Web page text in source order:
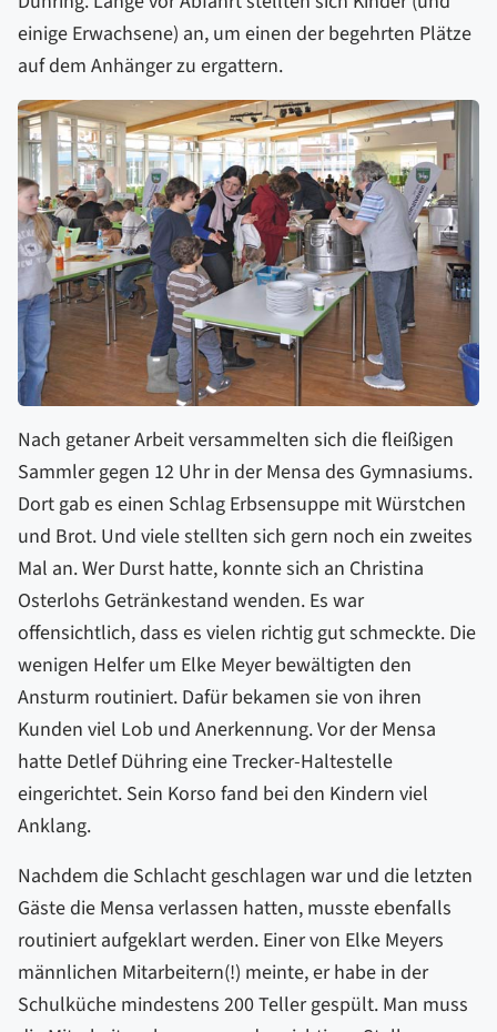
einige Erwachsene) an, um einen der begehrten Plätze
auf dem Anhänger zu ergattern.
Nach getaner Arbeit versammelten sich die fleißigen
Sammler gegen 12 Uhr in der Mensa des Gymnasiums.
Dort gab es einen Schlag Erbsensuppe mit Würstchen
und Brot. Und viele stellten sich gern noch ein zweites
Mal an. Wer Durst hatte, konnte sich an Christina
Osterlohs Getränkestand wenden. Es war
offensichtlich, dass es vielen richtig gut schmeckte. Die
wenigen Helfer um Elke Meyer bewältigten den
Ansturm routiniert. Dafür bekamen sie von ihren
Kunden viel Lob und Anerkennung. Vor der Mensa
hatte Detlef Dühring eine Trecker-Haltestelle
eingerichtet. Sein Korso fand bei den Kindern viel
Anklang.
Nachdem die Schlacht geschlagen war und die letzten
Gäste die Mensa verlassen hatten, musste ebenfalls
routiniert aufgeklart werden. Einer von Elke Meyers
männlichen Mitarbeitern(!) meinte, er habe in der
Schulküche mindestens 200 Teller gespült. Man muss